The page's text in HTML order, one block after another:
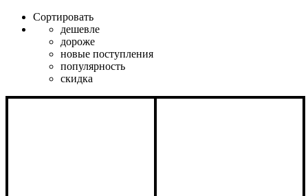
Сортировать
дешевле
дороже
новые поступления
популярность
скидка